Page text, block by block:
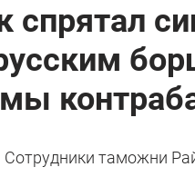
спрятал
Сотрудники таможни